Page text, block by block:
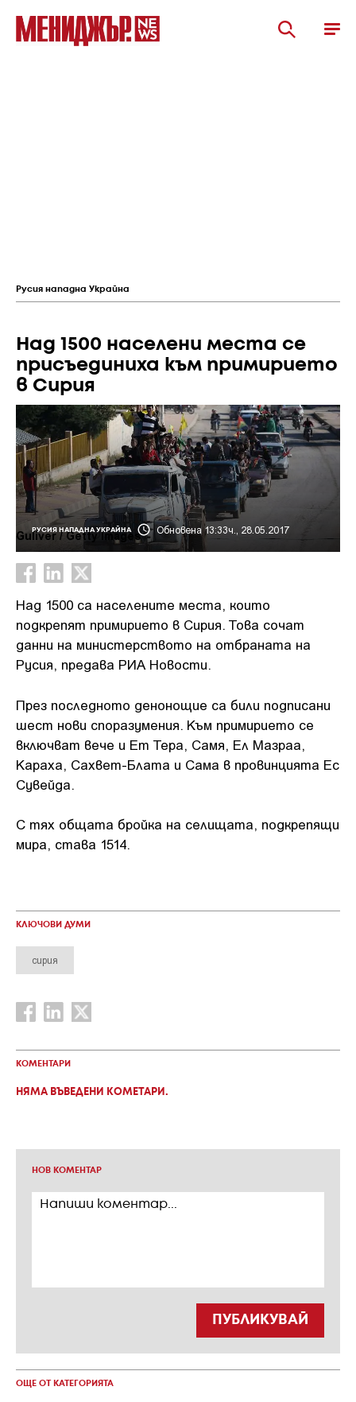
Русия нападна Украйна
Над 1500 населени места се
присъединиха към примирието
в Сирия
РУСИЯ НАПАДНА УКРАЙНА Обновена 13:33ч., 28.05.2017
Guliver / Getty Images
Над 1500 са населените места, които
подкрепят примирието в Сирия. Това сочат
данни на министерството на отбраната на
Русия, предава РИА Новости.
През последното денонощие са били подписани
шест нови споразумения. Към примирието се
включват вече и Ет Тера, Самя, Ел Мазраа,
Караха, Сахвет-Блата и Сама в провинцията Ес
Сувейда.
С тях общата бройка на селищата, подкрепящи
мира, става 1514.
КЛЮЧОВИ ДУМИ
сирия
КОМЕНТАРИ
НЯМА ВЪВЕДЕНИ КОМЕТАРИ.
НОВ КОМЕНТАР
ПУБЛИКУВАЙ
ОЩЕ ОТ КАТЕГОРИЯТА